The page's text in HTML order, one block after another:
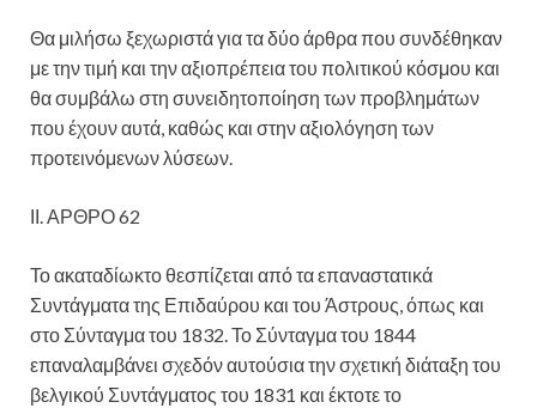
Θα μιλήσω ξεχωριστά για τα δύο άρθρα που συνδέθηκαν
με την τιμή και την αξιοπρέπεια του πολιτικού κόσμου και
θα συμβάλω στη συνειδητοποίηση των προβλημάτων
που έχουν αυτά, καθώς και στην αξιολόγηση των
προτεινόμενων λύσεων.
ΙΙ. ΑΡΘΡΟ 62
Το ακαταδίωκτο θεσπίζεται από τα επαναστατικά
Συντάγματα της Επιδαύρου και του Άστρους, όπως και
στο Σύνταγμα του 1832. Το Σύνταγμα του 1844
επαναλαμβάνει σχεδόν αυτούσια την σχετική διάταξη του
βελγικού Συντάγματος του 1831 και έκτοτε το